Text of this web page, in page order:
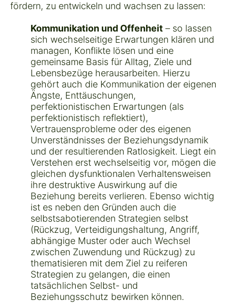
fördern, zu entwickeln und wachsen zu lassen:
Kommunikation und Offenheit – so lassen
sich wechselseitige Erwartungen klären und
managen, Konflikte lösen und eine
gemeinsame Basis für Alltag, Ziele und
Lebensbezüge herausarbeiten. Hierzu
gehört auch die Kommunikation der eigenen
Ängste, Enttäuschungen,
perfektionistischen Erwartungen (als
perfektionistisch reflektiert),
Vertrauensprobleme oder des eigenen
Unverständnisses der Beziehungsdynamik
und der resultierenden Ratlosigkeit. Liegt ein
Verstehen erst wechselseitig vor, mögen die
gleichen dysfunktionalen Verhaltensweisen
ihre destruktive Auswirkung auf die
Beziehung bereits verlieren. Ebenso wichtig
ist es neben den Gründen auch die
selbstsabotierenden Strategien selbst
(Rückzug, Verteidigungshaltung, Angriff,
abhängige Muster oder auch Wechsel
zwischen Zuwendung und Rückzug) zu
thematisieren mit dem Ziel zu reiferen
Strategien zu gelangen, die einen
tatsächlichen Selbst- und
Beziehungsschutz bewirken können.